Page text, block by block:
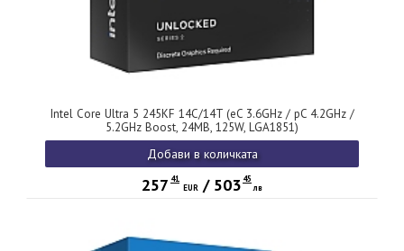
Intel Core Ultra 5 245KF 14C/14T (eC 3.6GHz / pC 4.2GHz /
5.2GHz Boost, 24MB, 125W, LGA1851)
Добави в количката
257 41
EUR / 503 45
лв